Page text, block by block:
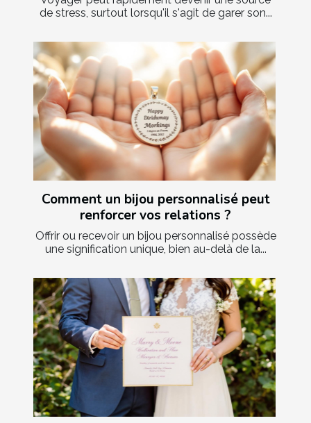
de stress, surtout lorsqu'il s'agit de garer son...
Comment un bijou personnalisé peut
renforcer vos relations ?
Offrir ou recevoir un bijou personnalisé possède
une signification unique, bien au-delà de la...